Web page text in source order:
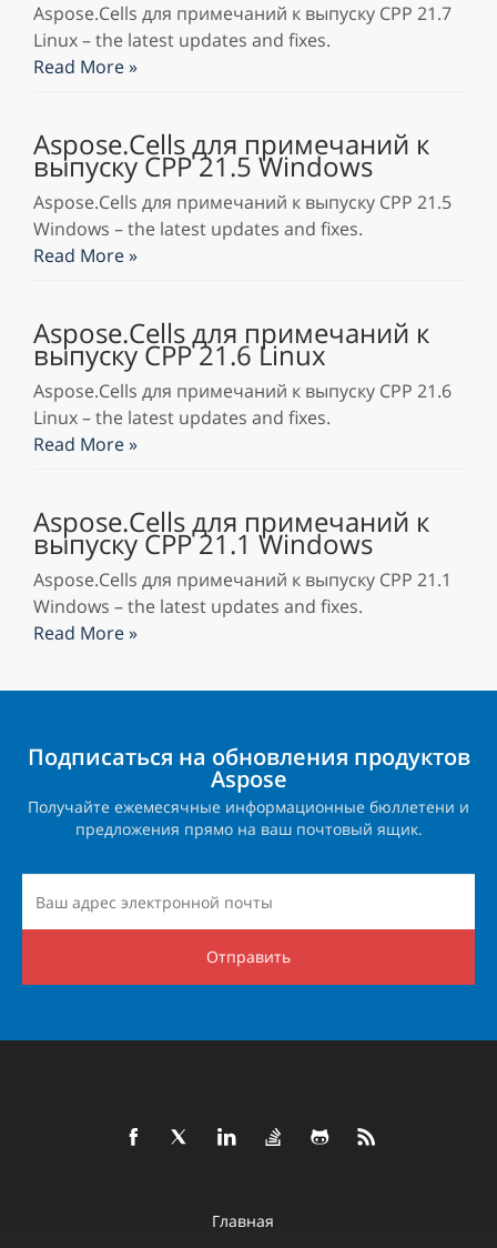
Aspose.Cells для примечаний к выпуску CPP 21.7
Linux – the latest updates and fixes.
Read More »
Aspose.Cells для примечаний к
выпуску CPP 21.5 Windows
Aspose.Cells для примечаний к выпуску CPP 21.5
Windows – the latest updates and fixes.
Read More »
Aspose.Cells для примечаний к
выпуску CPP 21.6 Linux
Aspose.Cells для примечаний к выпуску CPP 21.6
Linux – the latest updates and fixes.
Read More »
Aspose.Cells для примечаний к
выпуску CPP 21.1 Windows
Aspose.Cells для примечаний к выпуску CPP 21.1
Windows – the latest updates and fixes.
Read More »
Подписаться на обновления продуктов
Aspose
Получайте ежемесячные информационные бюллетени и
предложения прямо на ваш почтовый ящик.
Отправить
Главная